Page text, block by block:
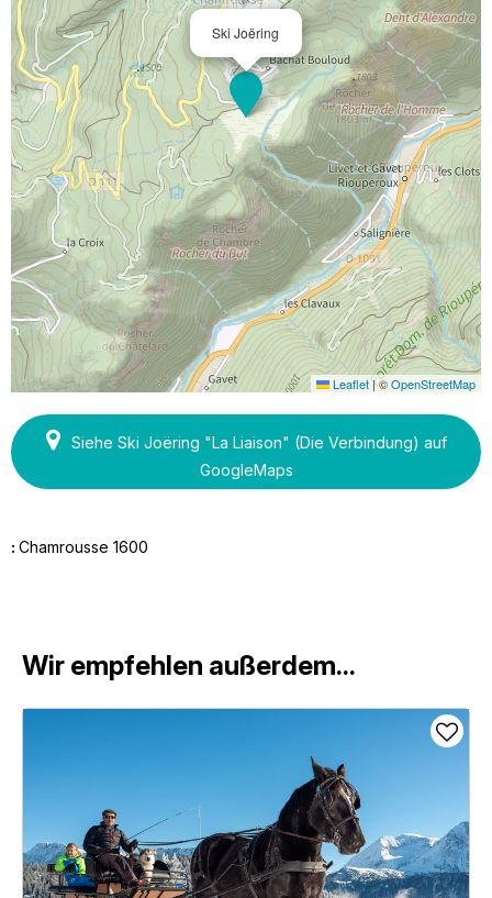
Ski Joëring
Leaflet|©OpenStreetMap
Siehe Ski Joëring "La Liaison" (Die Verbindung) auf
GoogleMaps
: Chamrousse 1600
Wir empfehlen außerdem...